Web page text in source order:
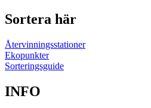
Sortera här
Återvinningsstationer
Ekopunkter
Sorteringsguide
INFO